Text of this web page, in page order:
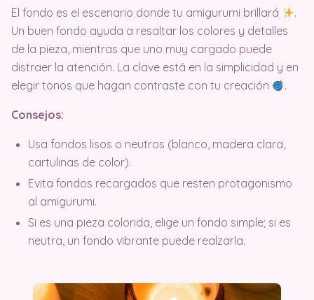
El fondo es el escenario donde tu amigurumi brillará
.
Un buen fondo ayuda a resaltar los colores y detalles
de la pieza, mientras que uno muy cargado puede
distraer la atención. La clave está en la simplicidad y en
elegir tonos que hagan contraste con tu creación
.
Consejos:
Usa fondos lisos o neutros (blanco, madera clara,
cartulinas de color).
Evita fondos recargados que resten protagonismo
al amigurumi.
Si es una pieza colorida, elige un fondo simple; si es
neutra, un fondo vibrante puede realzarla.